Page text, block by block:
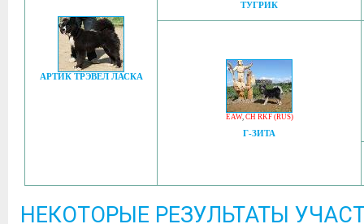
АРТИК ТРЭВЕЛ ЛАСКА
ТУГРИК
EAW, CH RKF (RUS)
Г-ЗИТА
НЕКОТОРЫЕ РЕЗУЛЬТАТЫ